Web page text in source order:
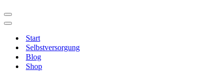
Navigationsmenü
Navigationsmenü
Start
Selbstversorgung
Blog
Shop